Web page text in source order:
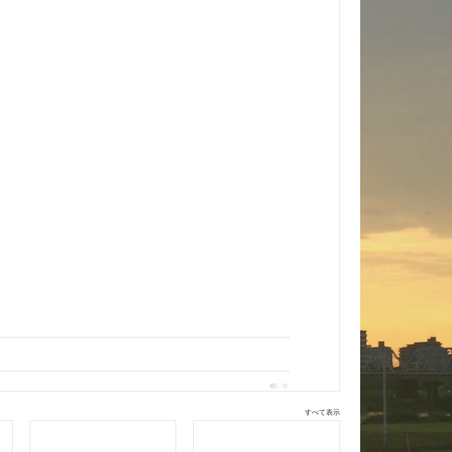
すべて表示